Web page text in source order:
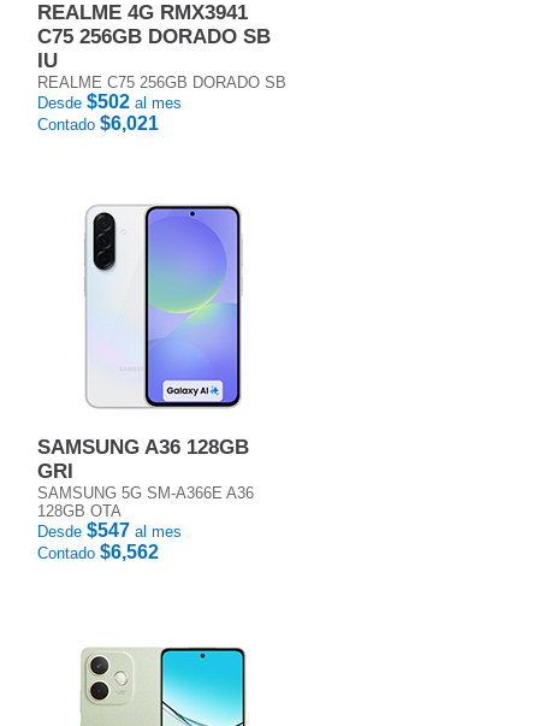
REALME 4G RMX3941
C75 256GB DORADO SB
IU
REALME C75 256GB DORADO SB
Desde $502 al mes
Contado $6,021
SAMSUNG A36 128GB
GRI
SAMSUNG 5G SM-A366E A36
128GB OTA
Desde $547 al mes
Contado $6,562